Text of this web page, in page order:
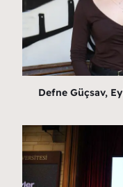
Defne Güçsav,